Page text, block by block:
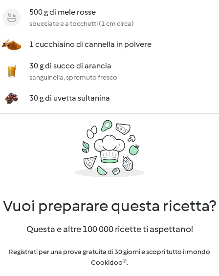
500 g di mele rosse
sbucciate e a tocchetti (1 cm circa)
1 cucchiaino di cannella in polvere
30 g di succo di arancia
sanguinella, spremuto fresco
30 g di uvetta sultanina
Vuoi preparare questa ricetta?
Questa e altre 100 000 ricette ti aspettano!
Registrati per una prova gratuita di 30 giorni e scopri tutto il mondo
Cookidoo®.